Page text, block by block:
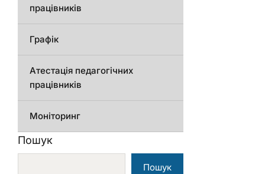
працівників
Графік
Атестація педагогічних
працівників
Моніторинг
Пошук
Пошук